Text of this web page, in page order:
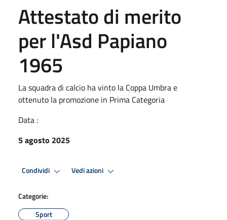
Attestato di merito
per l'Asd Papiano
1965
La squadra di calcio ha vinto la Coppa Umbra e
ottenuto la promozione in Prima Categoria
Data :
5 agosto 2025
Condividi Vedi azioni
Categorie:
Sport